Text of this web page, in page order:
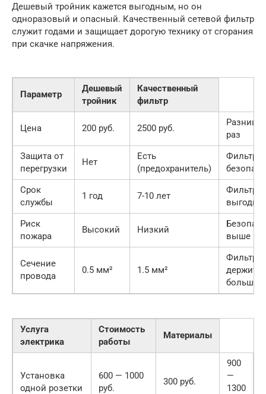
Дешевый тройник кажется выгодным, но он
одноразовый и опасный. Качественный сетевой фильтр
служит годами и защищает дорогую технику от сгорания
при скачке напряжения.
Параметр
Дешевый
тройник
Качественный
фильтр
Цена 200 руб. 2500 руб.
Разница
раз
Защита от
перегрузки
Нет
Есть
(предохранитель)
Фильтр
Срок
службы
1 год 7-10 лет
Фильтр
Риск
пожара
Высокий Низкий
выше
Сечение
провода
0.5 мм² 1.5 мм²
Фильтр
держит
больше
Услуга
электрика
Стоимость
работы
Материалы
Установка
одной розетки
600 — 1000
руб.
300 руб.
900
—
1300